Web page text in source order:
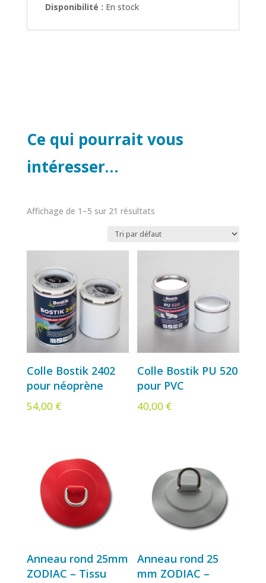
Disponibilité : En stock
Ce qui pourrait vous
intéresser…
Affichage de 1–5 sur 21 résultats
Colle Bostik 2402
pour néoprène
54,00 €
Colle Bostik PU 520
pour PVC
40,00 €
Anneau rond 25mm
ZODIAC – Tissu
Anneau rond 25
mm ZODIAC –